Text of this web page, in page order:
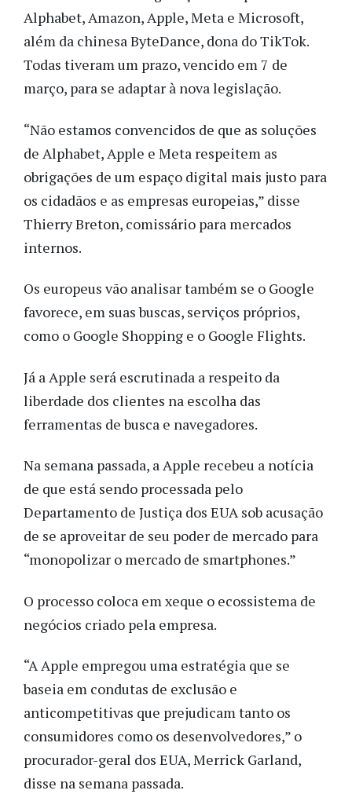
Alphabet, Amazon, Apple, Meta e Microsoft,
além da chinesa ByteDance, dona do TikTok.
Todas tiveram um prazo, vencido em 7 de
março, para se adaptar à nova legislação.
“Não estamos convencidos de que as soluções
de Alphabet, Apple e Meta respeitem as
obrigações de um espaço digital mais justo para
os cidadãos e as empresas europeias,” disse
Thierry Breton, comissário para mercados
internos.
Os europeus vão analisar também se o Google
favorece, em suas buscas, serviços próprios,
como o Google Shopping e o Google Flights.
Já a Apple será escrutinada a respeito da
liberdade dos clientes na escolha das
ferramentas de busca e navegadores.
Na semana passada, a Apple recebeu a notícia
de que está sendo processada pelo
Departamento de Justiça dos EUA sob acusação
de se aproveitar de seu poder de mercado para
“monopolizar o mercado de smartphones.”
O processo coloca em xeque o ecossistema de
negócios criado pela empresa.
“A Apple empregou uma estratégia que se
baseia em condutas de exclusão e
anticompetitivas que prejudicam tanto os
consumidores como os desenvolvedores,” o
procurador-geral dos EUA, Merrick Garland,
disse na semana passada.